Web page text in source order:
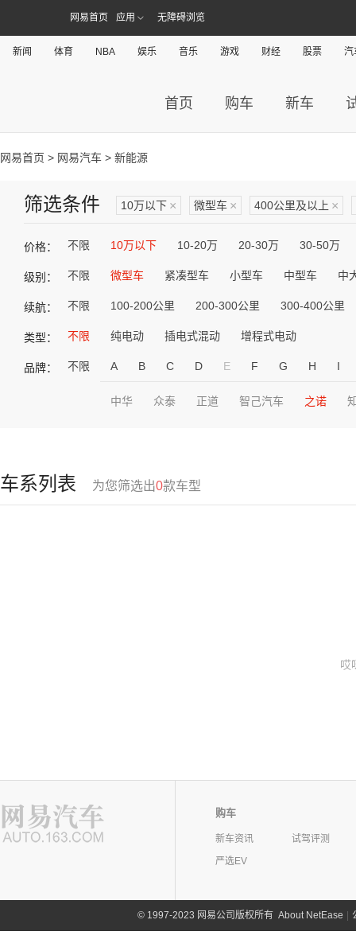
网易首页 应用 无障碍浏览
新闻 体育 NBA 娱乐 音乐 游戏 财经 股票 汽
首页 购车 新车
网易首页 > 网易汽车 > 新能源
筛选条件 10万以下 × 微型车 × 400公里及以上 ×
价格： 不限 10万以下 10-20万 20-30万 30-50万
级别： 不限 微型车 紧凑型车 小型车 中型车 中
续航： 不限 100-200公里 200-300公里 300-400公里
类型： 不限 纯电动 插电式混动 增程式电动
品牌： 不限 A B C D E F G H I
中华 众泰 正道 智己汽车 之诺
车系列表 为您筛选出0款车型
哎
购车
新车资讯
试驾评测
严选EV
©1997-2023 网易公司版权所有 About NetEase